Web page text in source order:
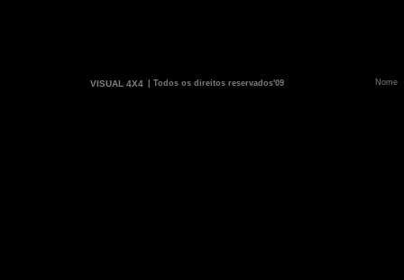
VISUAL 4X4 | Todos os direitos reservados'09